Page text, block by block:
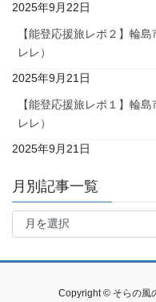
2025年9月22日
【能登応援旅レポ２】輪
レレ）
2025年9月21日
【能登応援旅レポ１】輪
レレ）
2025年9月21日
月別記事一覧
月
事
Copyright © そらの風